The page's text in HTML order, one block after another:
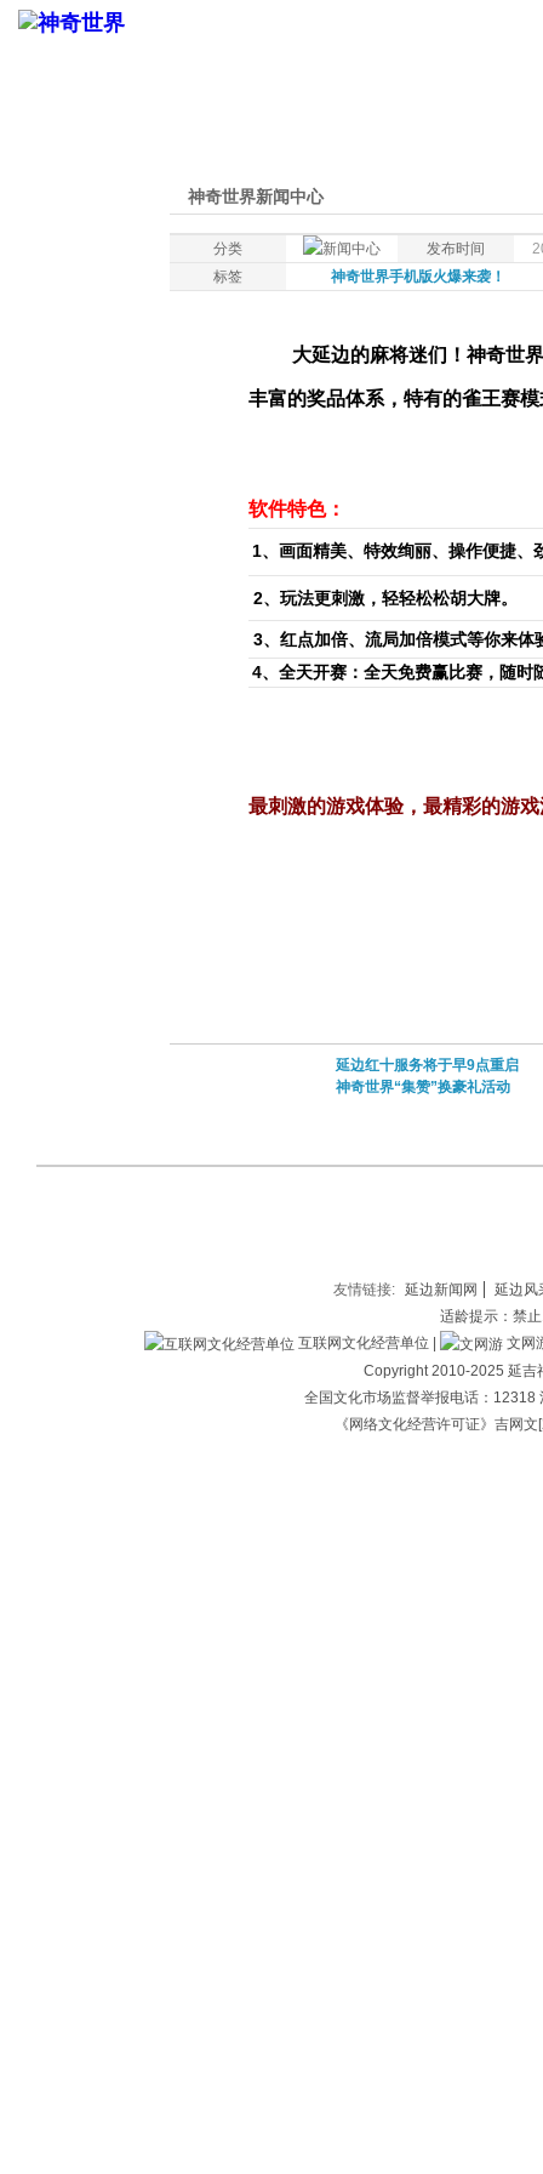
神奇世界新闻中心
分类 发布时间
标签
神奇世界手机版火爆来袭！
大延边的麻将迷们！神奇世
丰富的奖品体系，特有的雀王赛
软件特色：
1、画面精美、特效绚丽、操作便捷、
2、玩法更刺激，轻轻松松胡大牌。
3、红点加倍、流局加倍模式等你来体
4、全天开赛：全天免费赢比赛，随时
最刺激的游戏体验，最精彩的游
延边红十服务将于早9点重启
神奇世界“集赞”换豪礼活动
友情链接: 延边新闻网
延边风
适龄提示：禁
互联网文化经营单位 |
文网
Copyright 2010-2025 延吉
全国文化市场监督举报电话：
《网络文化经营许可证》吉网